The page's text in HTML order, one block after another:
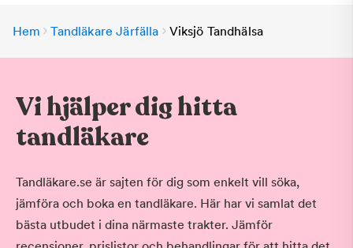
Hem Tandläkare Järfälla Viksjö Tandhälsa
Vi hjälper dig hitta
tandläkare
Tandläkare.se är sajten för dig som enkelt vill söka,
jämföra och boka en tandläkare. Här har vi samlat det
bästa utbudet i dina närmaste trakter. Jämför